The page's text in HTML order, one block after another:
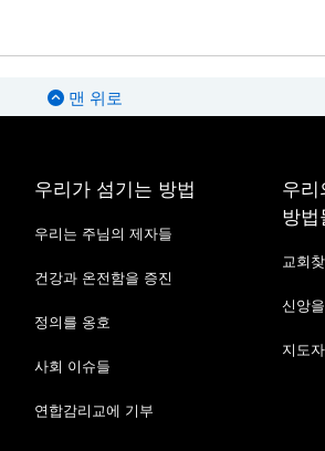
맨 위로
우리가 섬기는 방법
우리는 주님의 제자들
건강과 온전함을 증진
정의를 옹호
사회 이슈들
연합감리교에 기부
우
방법
교회
신앙
지도